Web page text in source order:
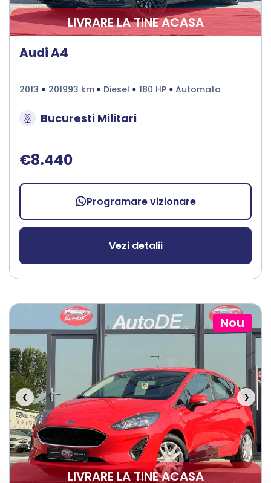
LIVRARE LA TINE ACASA
Audi A4
2013 201993 km Diesel 180 HP Automata
Bucuresti Militari
€8.440
Programare vizionare
Vezi detalii
Nou
❮ ❯
LIVRARE LA TINE ACASA